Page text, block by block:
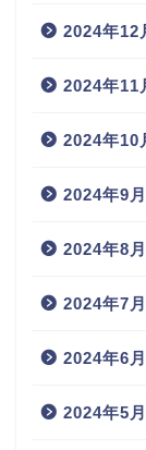
2024年12
2024年11
2024年10
2024年9月
2024年8月
2024年7月
2024年6月
2024年5月